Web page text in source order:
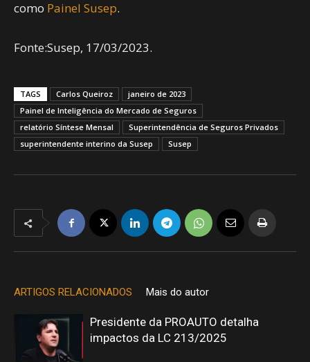
como Painel Susep.
Fonte:Susep, 17/03/2023.
TAGS Carlos Queiroz
janeiro de 2023
Painel de Inteligência do Mercado de Seguros
relatório Síntese Mensal
Superintendência de Seguros Privados
superintendente interino da Susep
Susep
ARTIGOS RELACIONADOS Mais do autor
Presidente da PROAUTO detalha
impactos da LC 213/2025